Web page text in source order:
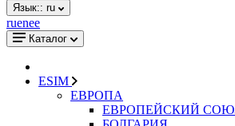
Язык:: ru
ruenee
Каталог
ESIM
ЕВРОПА
ЕВРОПЕЙСКИЙ